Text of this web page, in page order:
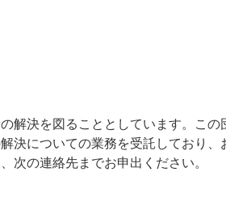
解決を図ることとしています。この
決についての業務を受託しており、
次の連絡先までお申出ください。